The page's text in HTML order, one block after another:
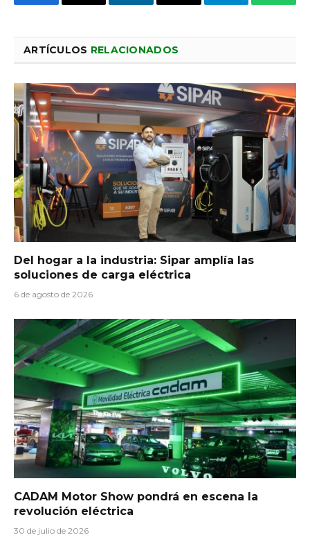
FacebookX LinkedInEmail Telegram
ARTÍCULOS RELACIONADOS
Del hogar a la industria: Sipar amplía las
soluciones de carga eléctrica
6 de agosto de 2026
CADAM Motor Show pondrá en escena la
revolución eléctrica
30 de julio de 2026